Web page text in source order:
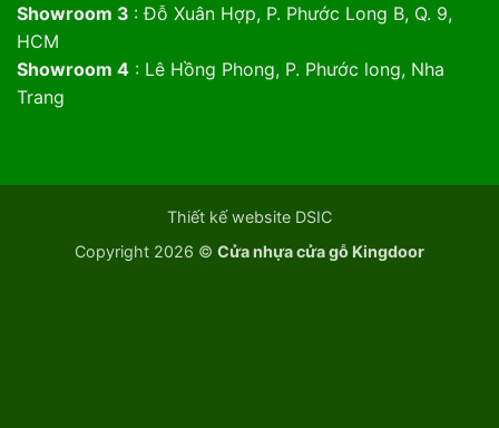
Showroom 3 : Đỗ Xuân Hợp, P. Phước Long B, Q. 9,
HCM
Showroom 4: Lê Hồng Phong, P. Phước long, Nha
Trang
Thiết kế website DSIC
Copyright 2026 © Cửa nhựa cửa gỗ Kingdoor